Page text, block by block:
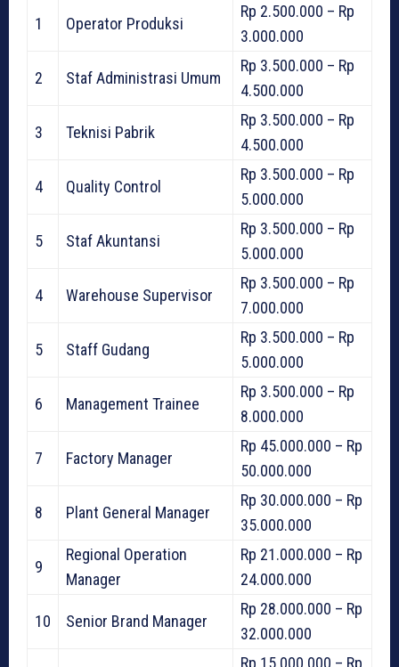
1 Operator Produksi
Rp 2.500.000 – Rp
3.000.000
2 Staf Administrasi Umum
Rp 3.500.000 – Rp
4.500.000
3 Teknisi Pabrik
Rp 3.500.000 – Rp
4.500.000
4 Quality Control
Rp 3.500.000 – Rp
5.000.000
5 Staf Akuntansi
Rp 3.500.000 – Rp
5.000.000
4 Warehouse Supervisor
Rp 3.500.000 – Rp
7.000.000
5 Staff Gudang
Rp 3.500.000 – Rp
5.000.000
6 Management Trainee
Rp 3.500.000 – Rp
8.000.000
7 Factory Manager
Rp 45.000.000 – Rp
50.000.000
8 Plant General Manager
Rp 30.000.000 – Rp
35.000.000
9
Regional Operation
Manager
Rp 21.000.000 – Rp
24.000.000
10 Senior Brand Manager
Rp 28.000.000 – Rp
32.000.000
Rp 15.000.000 – Rp